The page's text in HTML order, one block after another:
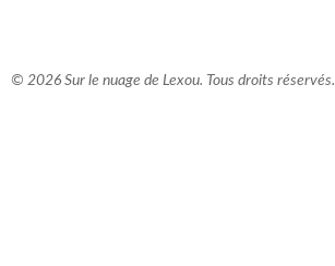
© 2026 Sur le nuage de Lexou. Tous droits réservés.